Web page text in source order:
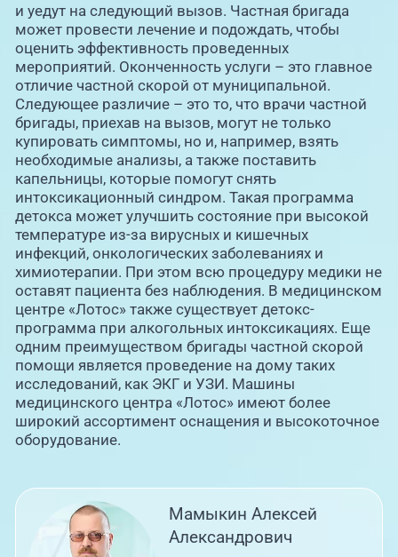
и уедут на следующий вызов. Частная бригада
может провести лечение и подождать, чтобы
оценить эффективность проведенных
мероприятий. Оконченность услуги – это главное
отличие частной скорой от муниципальной.
Следующее различие – это то, что врачи частной
бригады, приехав на вызов, могут не только
купировать симптомы, но и, например, взять
необходимые анализы, а также поставить
капельницы, которые помогут снять
интоксикационный синдром. Такая программа
детокса может улучшить состояние при высокой
температуре из-за вирусных и кишечных
инфекций, онкологических заболеваниях и
химиотерапии. При этом всю процедуру медики не
оставят пациента без наблюдения. В медицинском
центре «Лотос» также существует детокс-
программа при алкогольных интоксикациях. Еще
одним преимуществом бригады частной скорой
помощи является проведение на дому таких
исследований, как ЭКГ и УЗИ. Машины
медицинского центра «Лотос» имеют более
широкий ассортимент оснащения и высокоточное
оборудование.
Мамыкин Алексей
Александрович